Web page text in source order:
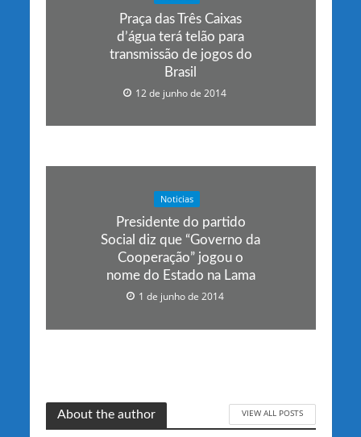
Praça das Três Caixas
d’água terá telão para
transmissão de jogos do
Brasil
12 de junho de 2014
Noticias
Presidente do partido
Social diz que “Governo da
Cooperação” jogou o
nome do Estado na Lama
1 de junho de 2014
About the author VIEW ALL POSTS